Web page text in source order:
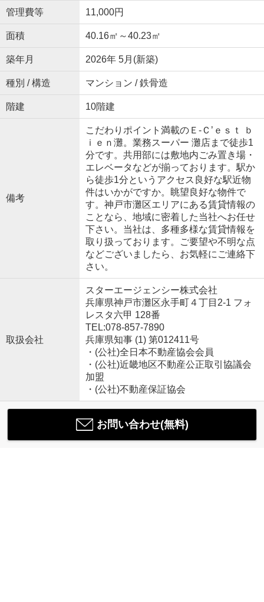
管理費等 11,000円
面積 40.16㎡～40.23㎡
築年月 2026年 5月(新築)
種別 / 構造 マンション / 鉄骨造
階建 10階建
備考
こだわりポイント満載のＥ-Ｃ’ｅｓｔ ｂ
ｉｅｎ灘。業務スーパー 灘店まで徒歩1
分です。共用部には敷地内ごみ置き場・
エレベータなどが揃っております。駅か
ら徒歩1分というアクセス良好な駅近物
件はいかがですか。眺望良好な物件で
す。神戸市灘区エリアにある賃貸情報の
ことなら、地域に密着した当社へお任せ
下さい。当社は、多種多様な賃貸情報を
取り扱っております。ご要望や不明な点
などございましたら、お気軽にご連絡下
さい。
取扱会社
スターエージェンシー株式会社
兵庫県神戸市灘区永手町４丁目2-1 フォ
レスタ六甲 128番
TEL:078-857-7890
兵庫県知事 (1) 第012411号
・(公社)全日本不動産協会会員
・(公社)近畿地区不動産公正取引協議会
加盟
・(公社)不動産保証協会
お問い合わせ(無料)